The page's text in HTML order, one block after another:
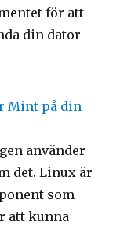
för att
din dator
Mint på din
använder
det. Linux är
som
att kunna